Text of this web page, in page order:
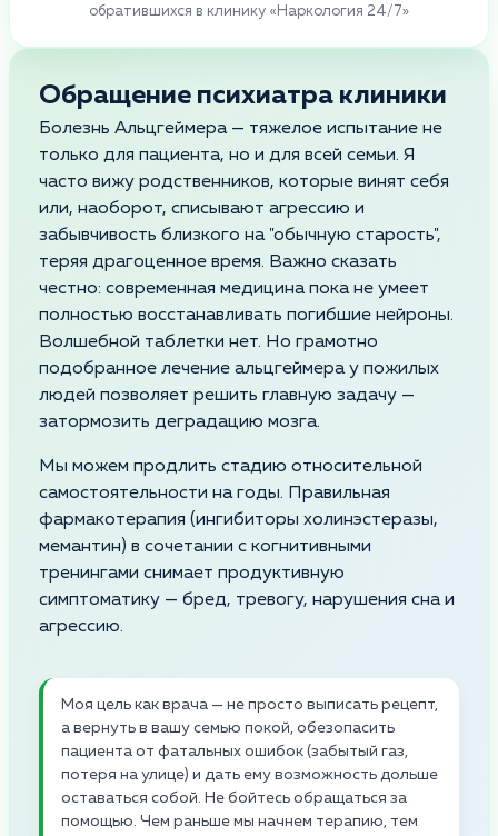
обратившихся в клинику «Наркология 24/7»
Обращение психиатра клиники
Болезнь Альцгеймера — тяжелое испытание не
только для пациента, но и для всей семьи. Я
часто вижу родственников, которые винят себя
или, наоборот, списывают агрессию и
забывчивость близкого на "обычную старость",
теряя драгоценное время. Важно сказать
честно: современная медицина пока не умеет
полностью восстанавливать погибшие нейроны.
Волшебной таблетки нет. Но грамотно
подобранное лечение альцгеймера у пожилых
людей позволяет решить главную задачу —
затормозить деградацию мозга.
Мы можем продлить стадию относительной
самостоятельности на годы. Правильная
фармакотерапия (ингибиторы холинэстеразы,
мемантин) в сочетании с когнитивными
тренингами снимает продуктивную
симптоматику — бред, тревогу, нарушения сна и
агрессию.
Моя цель как врача — не просто выписать рецепт,
а вернуть в вашу семью покой, обезопасить
пациента от фатальных ошибок (забытый газ,
потеря на улице) и дать ему возможность дольше
оставаться собой. Не бойтесь обращаться за
помощью. Чем раньше мы начнем терапию, тем